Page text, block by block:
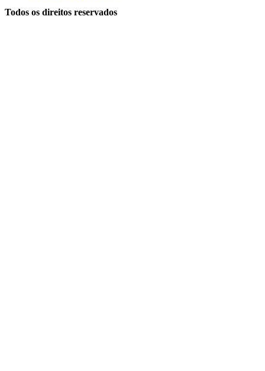
Todos os direitos reservados